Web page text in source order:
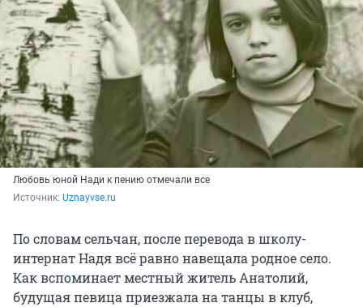
Любовь юной Нади к пению отмечали все
Источник: Uznayvse.ru
По словам сельчан, после перевода в школу-
интернат Надя всё равно навещала родное село.
Как вспоминает местный житель Анатолий,
будущая певица приезжала на танцы в клуб,